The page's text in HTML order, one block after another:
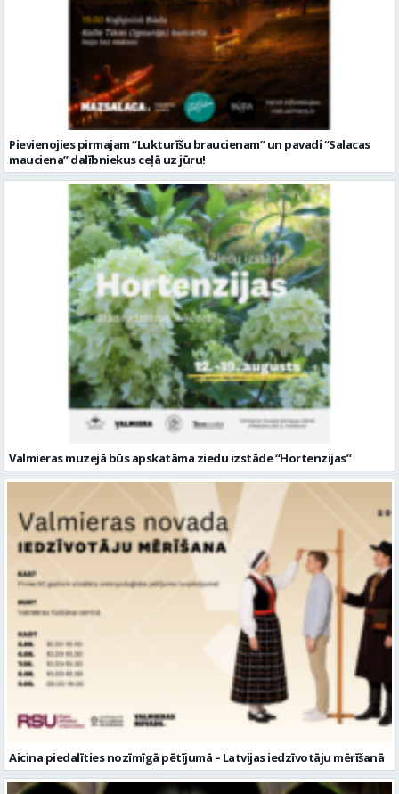
Pievienojies pirmajam “Lukturīšu braucienam” un pavadi “Salacas
mauciena” dalībniekus ceļā uz jūru!
Valmieras muzejā būs apskatāma ziedu izstāde “Hortenzijas”
Aicina piedalīties nozīmīgā pētījumā – Latvijas iedzīvotāju mērīšanā